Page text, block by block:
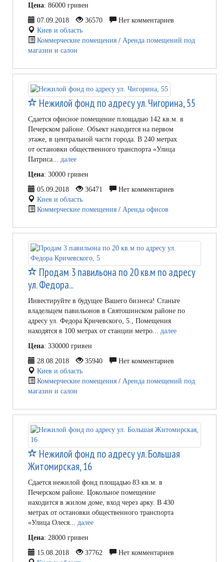
Цена: 86000 гривен
07.09.2018
36570
Нет комментариев
Киев и область
Коммерческие помещения / Аренда помещений под
магазин и салон
Нежилой фонд по адресу ул. Чигорина, 55
Сдается офисное помещение площадью 142 кв.м. в
Печерском районе. Объект находится на первом
этаже, в центральной части города. В 240 метрах
от остановки общественного транспорта «Улица
Патриса... далее
Цена: 30000 гривен
05.09.2018
36471
Нет комментариев
Киев и область
Коммерческие помещения / Аренда офисов
Продам 3 павильона по 20 кв.м по адресу
ул. Федора...
Инвестируйте в будущее Вашего бизнеса! Станьте
владельцем павильонов в Святошинском районе по
адресу ул. Федора Кричевского, 5., Помещения
находятся в 100 метрах от станции метро... далее
Цена: 330000 гривен
28.08.2018
35940
Нет комментариев
Киев и область
Коммерческие помещения / Аренда помещений под
магазин и салон
Нежилой фонд по адресу ул. Большая
Житомирская, 16
Сдается нежилой фонд площадью 83 кв.м. в
Печерском районе. Цокольное помещение
находится в жилом доме, вход через арку. В 430
метрах от остановки общественного транспорта
«Улица Олеся... далее
Цена: 28000 гривен
15.08.2018
37762
Нет комментариев